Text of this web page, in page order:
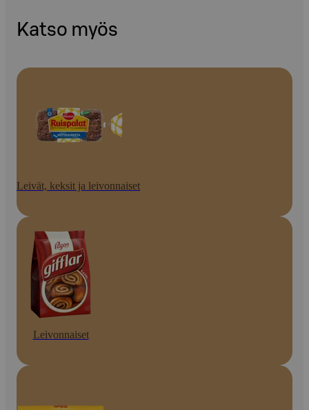
Katso myös
Leivät, keksit ja leivonnaiset
Leivonnaiset